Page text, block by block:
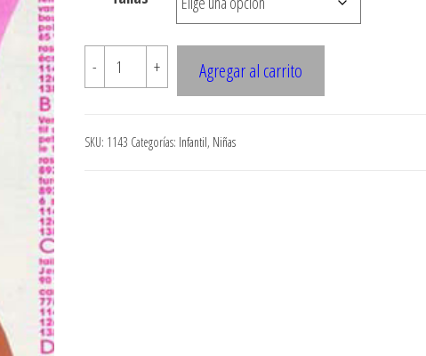
$7.900
-
1143
VESTIDO
CORTE
+ Agregar al carrito
SKU: 1143 Categorías: Infantil, Niñas